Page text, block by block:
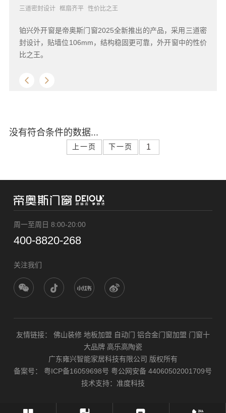
三道密封设计 框扇齐平 性价比之王
铂兴外开窗是帝奥斯门窗2025全新推出的产品，采用三道密
封设计，贴墙位106mm，结构稳固更可靠，外开窗中的性价
比之王。
没有符合条件的数据...
上一页 下一页
周一至周日 8:00-20:00
400-8820-268
关注我们
友情链接： 佛山装修 地板加盟 自动门 铝合金门窗加盟 门窗十
大品牌 高乐高陶瓷
广东雍兴智能家居科技有限公司 版权所有
备案号： 粤ICP备16059698号 粤公网安备 44060502001709号
技术支持： 准度科技